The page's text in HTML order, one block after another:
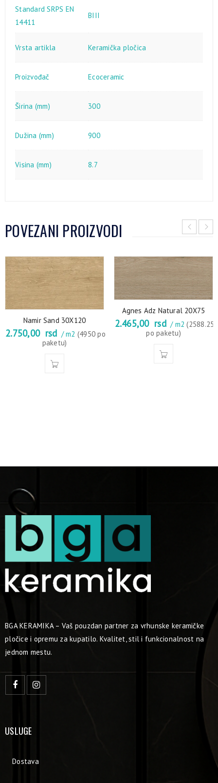
Standard SRPS EN
14411
BIII
Vrsta artikla Keramička pločica
Proizvođač Ecoceramic
Širina (mm) 300
Dužina (mm) 900
Visina (mm) 8.7
POVEZANI PROIZVODI
Namir Sand 30X120
2.750,00 rsd / m2 (4950 po
paketu)
Agnes Adz Natural 20X75
2.465,00 rsd / m2(2588.25
po paketu)
BGA KERAMIKA – Vaš pouzdan partner za vrhunske keramičke
pločice i opremu za kupatilo. Kvalitet, stil i funkcionalnost na
jednom mestu.
USLUGE
Dostava